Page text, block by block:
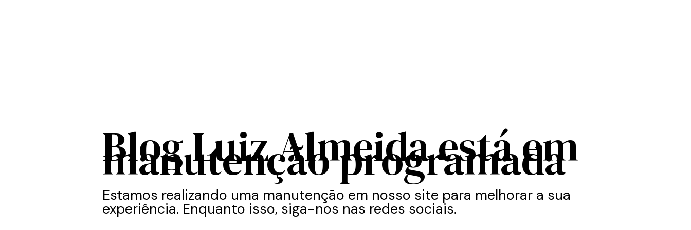
Blog Luiz Almeida está em
manutenção programada
Estamos realizando uma manutenção em nosso site para melhorar a sua
experiência. Enquanto isso, siga-nos nas redes sociais.